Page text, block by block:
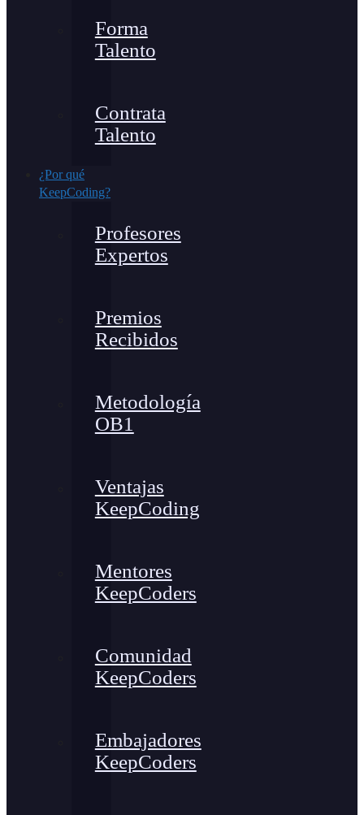
Forma
Talento
Contrata
Talento
¿Por qué
KeepCoding?
Profesores
Expertos
Premios
Recibidos
Metodología
OB1
Ventajas
KeepCoding
Mentores
KeepCoders
Comunidad
KeepCoders
Embajadores
KeepCoders